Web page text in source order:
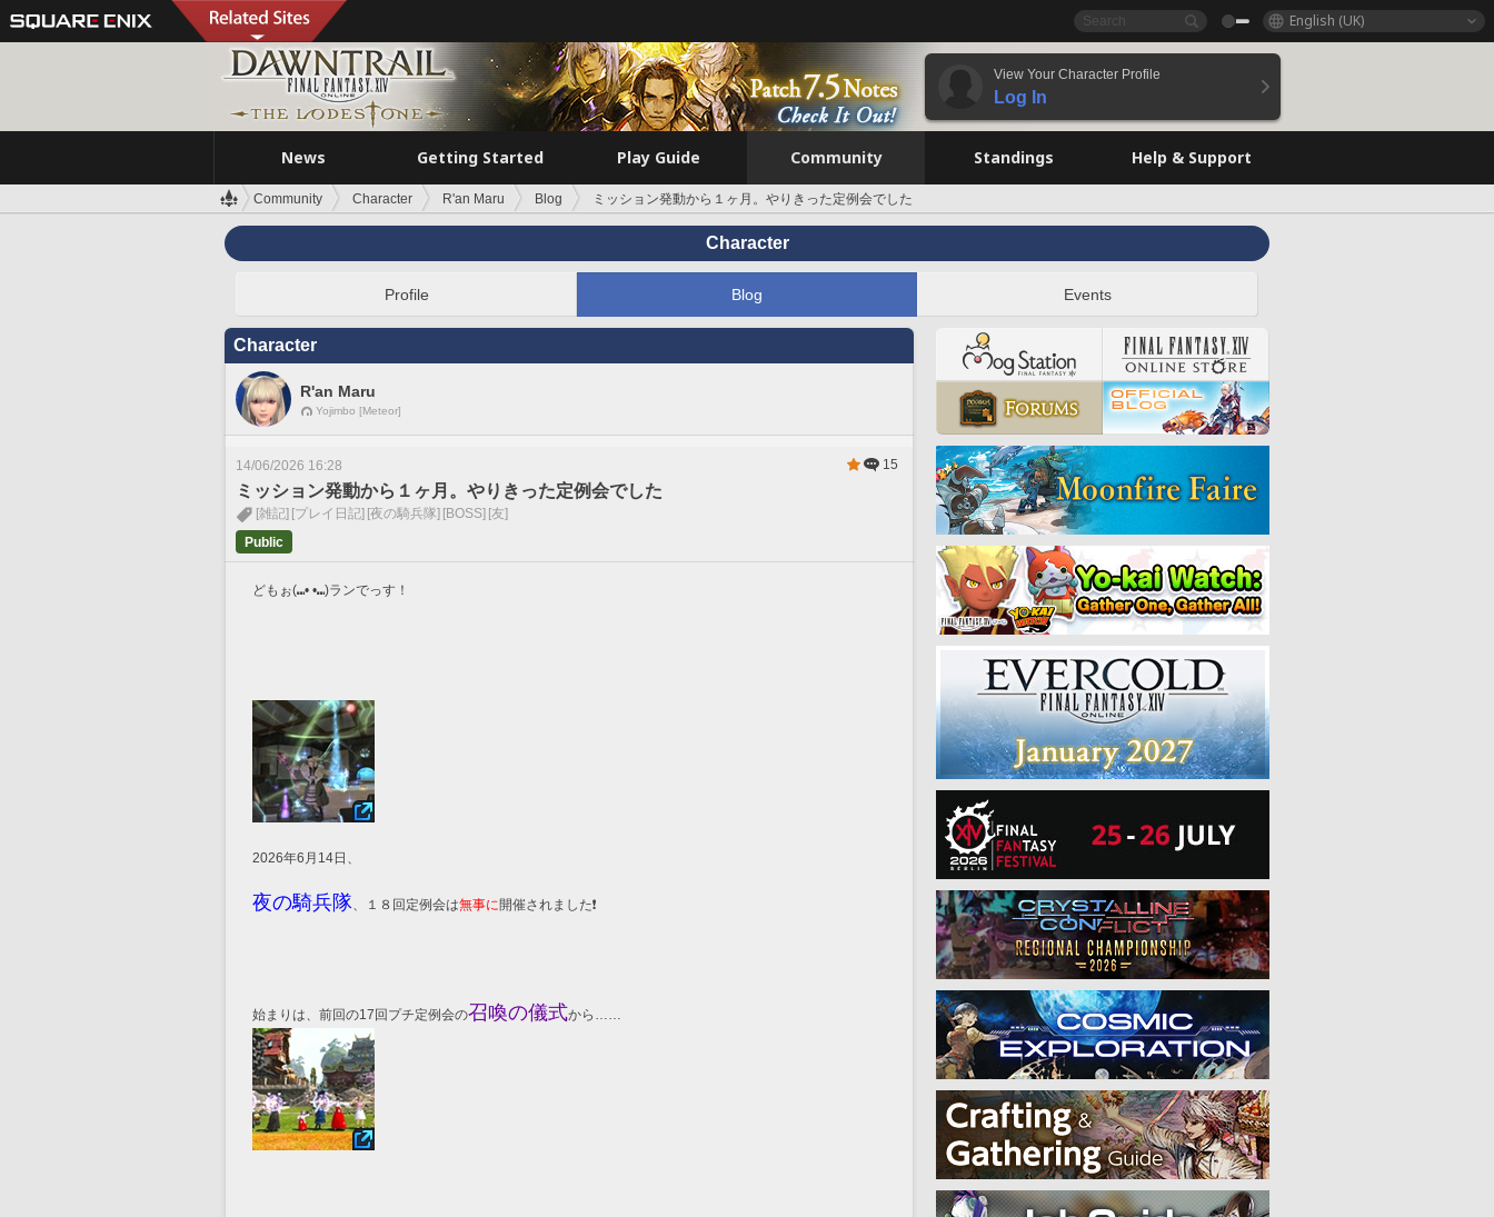
English (UK)
View Your Character Profile
Log In
News Getting Started Play Guide Community Standings Help & Support
Community Character R'an Maru Blog ミッション発動から１ヶ月。やりきった定例会でした
Character
Profile Blog Events
Character
R'an Maru
Yojimbo [Meteor]
14/06/2026 16:28 15
ミッション発動から１ヶ月。やりきった定例会でした
[雑記] [プレイ日記] [夜の騎兵隊] [BOSS] [友]
Public
どもぉ(⑉• •⑉)ランでっす！
2026年6月14日、
夜の騎兵隊、１８回定例会は無事に開催されました❗️
始まりは、前回の17回プチ定例会の召喚の儀式から……